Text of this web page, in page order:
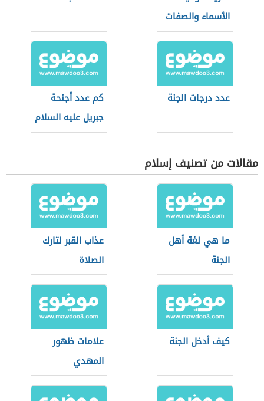
الأسماء والصفات
عدد درجات الجنة
كم عدد أجنحة
جبريل عليه السلام
مقالات من تصنيف إسلام
ما هي لغة أهل
الجنة
عذاب القبر لتارك
الصلاة
كيف أدخل الجنة
علامات ظهور
المهدي